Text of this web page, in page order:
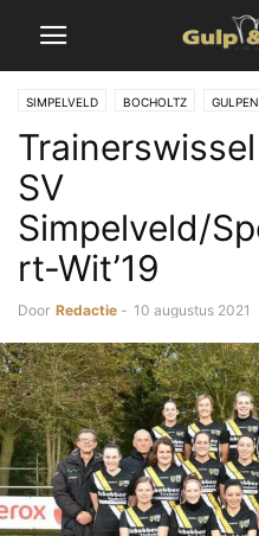
SIMPELVELD BOCHOLTZ
SV
Simpelveld/
rt-Wit’19
Door Redactie - 10 augustus 2021